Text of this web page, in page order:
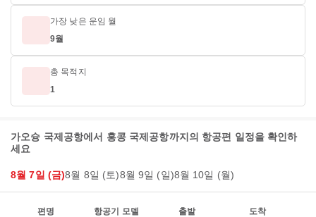
가장 낮은 운임 월
9월
총 목적지
1
가오슝 국제공항에서 홍콩 국제공항까지의 항공편 일정을 확인하
세요
8월 7일 (금)8월 8일 (토)8월 9일 (일)8월 10일 (월)
편명 항공기 모델 출발 도착